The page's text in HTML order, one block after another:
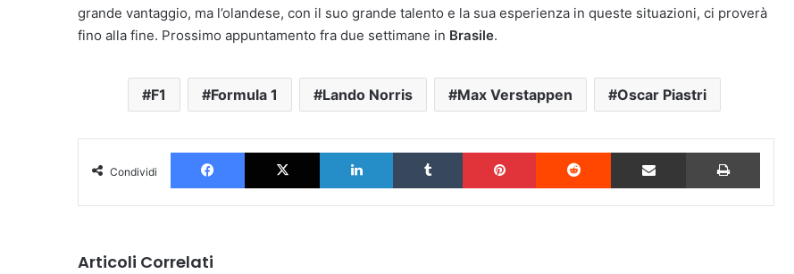
grande vantaggio, ma l’olandese, con il suo grande talento e la sua esperienza in queste situazioni, ci proverà
fino alla fine. Prossimo appuntamento fra due settimane in Brasile.
F1 Formula 1 Lando Norris Max Verstappen Oscar Piastri
Condividi
Facebook X LinkedIn Tumblr Pinterest Reddit Condividi via Email Stampa
Articoli Correlati